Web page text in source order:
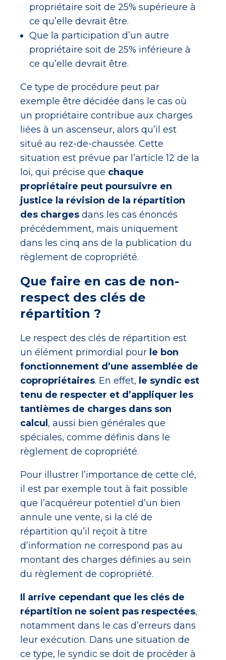
propriétaire soit de 25% supérieure à
ce qu’elle devrait être.
Que la participation d’un autre
propriétaire soit de 25% inférieure à
ce qu’elle devrait être.
Ce type de procédure peut par
exemple être décidée dans le cas où
un propriétaire contribue aux charges
liées à un ascenseur, alors qu’il est
situé au rez-de-chaussée. Cette
situation est prévue par l’article 12 de la
loi, qui précise que chaque
propriétaire peut poursuivre en
justice la révision de la répartition
des charges dans les cas énoncés
précédemment, mais uniquement
dans les cinq ans de la publication du
règlement de copropriété.
Que faire en cas de non-
respect des clés de
répartition ?
Le respect des clés de répartition est
un élément primordial pour le bon
fonctionnement d’une assemblée de
copropriétaires. En effet, le syndic est
tenu de respecter et d’appliquer les
tantièmes de charges dans son
calcul , aussi bien générales que
spéciales, comme définis dans le
règlement de copropriété.
Pour illustrer l’importance de cette clé,
il est par exemple tout à fait possible
que l’acquéreur potentiel d’un bien
annule une vente, si la clé de
répartition qu’il reçoit à titre
d’information ne correspond pas au
montant des charges définies au sein
du règlement de copropriété.
Il arrive cependant que les clés de
répartition ne soient pas respectées,
notamment dans le cas d’erreurs dans
leur exécution. Dans une situation de
ce type, le syndic se doit de procéder à